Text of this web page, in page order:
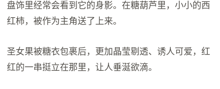
盘饰里经常会看到它的身影。在糖葫芦里，小小的西
红柿，被作为主角送了上来。
圣女果被糖衣包裹后，更加晶莹剔透、诱人可爱，红
红的一串挺立在那里，让人垂涎欲滴。